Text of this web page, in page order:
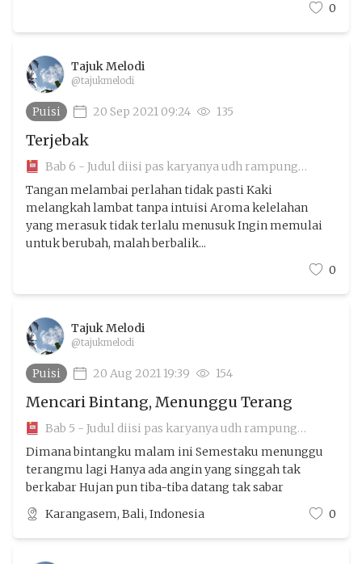
0
Tajuk Melodi
@tajukmelodi
Puisi 20 Sep 2021 09:24 135
Terjebak
Bab 6 - Judul diisi pas karyanya udh rampung
Tangan melambai perlahan tidak pasti Kaki
melangkah lambat tanpa intuisi Aroma kelelahan
yang merasuk tidak terlalu menusuk Ingin memulai
untuk berubah, malah berbalik...
0
Tajuk Melodi
@tajukmelodi
Puisi 20 Aug 2021 19:39 154
Mencari Bintang, Menunggu Terang
Bab 5 - Judul diisi pas karyanya udh rampung
aamiin
Dimana bintangku malam ini Semestaku menunggu
terangmu lagi Hanya ada angin yang singgah tak
berkabar Hujan pun tiba-tiba datang tak sabar
Karangasem, Bali, Indonesia
0